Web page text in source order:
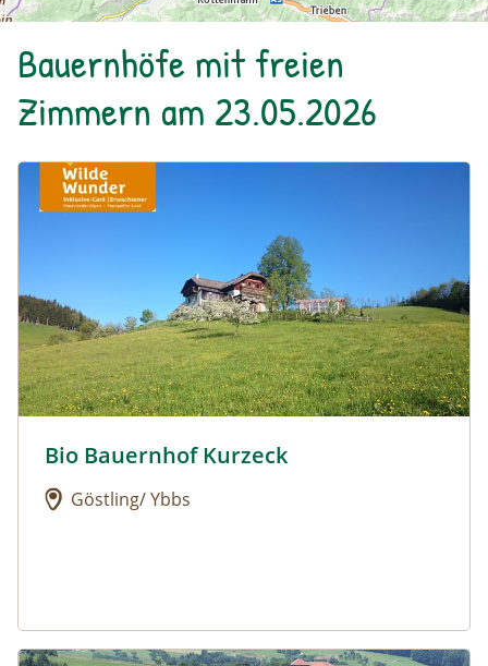
Bauernhöfe mit freien
Zimmern am 23.05.2026
Urlaub am Bauernhof: Bio Bauernhof Kurzeck
Urlaub am Bauernhof: Bio Bauernhof Kurzeck
Bio Bauernhof Kurzeck
Göstling/ Ybbs